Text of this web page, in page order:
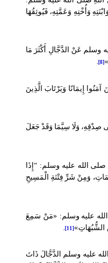
وَأُخْتِهِ وَعَمَّتِهِ، فَيُوثِقُهَا
وسلم عَنْ الدَّجَّالِ أَكْثَرَ مَا
»
[8]
.
إِيمَانًا وَيَرْتَابَ الَّذِينَ
صِدْقِهِ، وَلَا سِيَّمَا وَقَدْ جَعَلَ
صلى الله عليه وسلم: “إِذَا
وَمِنْ شَرِّ فِتْنَةِ الْمَسِيحِ
عليه وسلم: «مَنْ سَمِعَ
الشُّبُهَاتِ»
[11]
عليه وسلم الدَّجَّالَ ذَاتَ